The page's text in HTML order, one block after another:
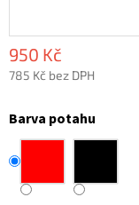
950 Kč
785 Kč bez DPH
cena:
Barva potahu